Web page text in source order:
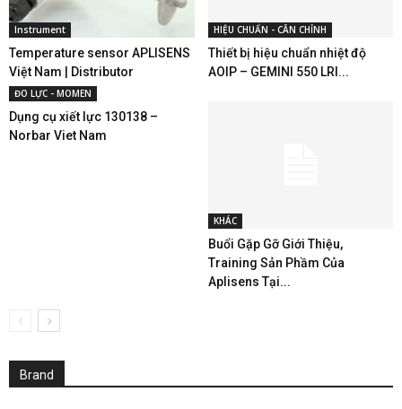
Instrument
Temperature sensor APLISENS
Việt Nam | Distributor
HIỆU CHUẨN - CÂN CHỈNH
Thiết bị hiệu chuẩn nhiệt độ
AOIP – GEMINI 550 LRI...
ĐO LỰC - MOMEN
Dụng cụ xiết lực 130138 –
Norbar Viet Nam
KHÁC
Buổi Gặp Gỡ Giới Thiệu,
Training Sản Phầm Của
Aplisens Tại...
Brand